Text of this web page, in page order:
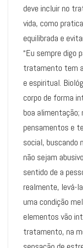
deve incluir no
vida, como
equilibrada e
“Eu sempre digo
tratamento tem
e espiritual.
corpo de forma
boa
pensamentos e
social, buscando
não sejam
sentido de a
realmente, levá-
uma condição
elementos vão
tratamento, na